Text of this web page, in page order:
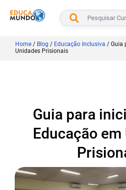
Home / Blog / Educação Inclusiva / Guia
Unidades Prisionais
Guia para
Educação